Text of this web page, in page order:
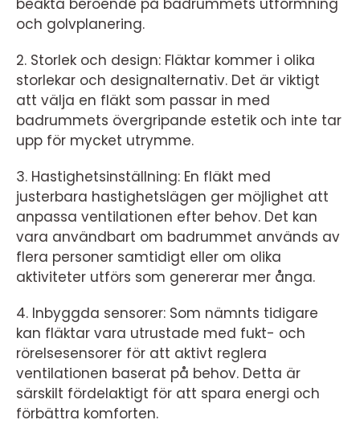
och golvplanering.
2. Storlek och design: Fläktar kommer i olika
storlekar och designalternativ. Det är viktigt
att välja en fläkt som passar in med
badrummets övergripande estetik och inte tar
upp för mycket utrymme.
3. Hastighetsinställning: En fläkt med
justerbara hastighetslägen ger möjlighet att
anpassa ventilationen efter behov. Det kan
vara användbart om badrummet används av
flera personer samtidigt eller om olika
aktiviteter utförs som genererar mer ånga.
4. Inbyggda sensorer: Som nämnts tidigare
kan fläktar vara utrustade med fukt- och
rörelsesensorer för att aktivt reglera
ventilationen baserat på behov. Detta är
särskilt fördelaktigt för att spara energi och
förbättra komforten.